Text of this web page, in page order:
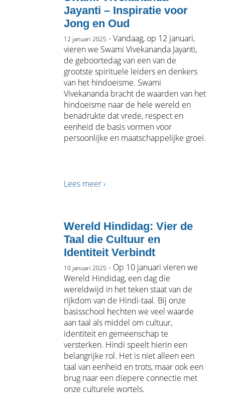
Jayanti – Inspiratie voor
Jong en Oud
12 januari 2025 - Vandaag, op 12 januari,
vieren we Swami Vivekananda Jayanti,
de geboortedag van een van de
grootste spirituele leiders en denkers
van het hindoeïsme. Swami
Vivekananda bracht de waarden van het
hindoeïsme naar de hele wereld en
benadrukte dat vrede, respect en
eenheid de basis vormen voor
persoonlijke en maatschappelijke groei.
Lees meer ›
Wereld Hindidag: Vier de
Taal die Cultuur en
Identiteit Verbindt
10 januari 2025 - Op 10 januari vieren we
Wereld Hindidag, een dag die
wereldwijd in het teken staat van de
rijkdom van de Hindi-taal. Bij onze
basisschool hechten we veel waarde
aan taal als middel om cultuur,
identiteit en gemeenschap te
versterken. Hindi speelt hierin een
belangrijke rol. Het is niet alleen een
taal van eenheid en trots, maar ook een
brug naar een diepere connectie met
onze culturele wortels.